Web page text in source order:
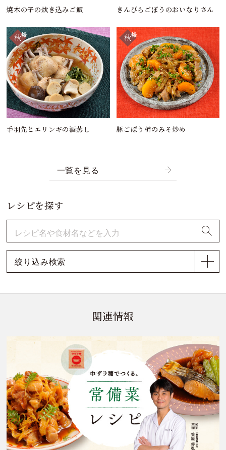
焼木の子の炊き込みご飯 きんぴらごぼうのおいなりさん
手羽先とエリンギの酒蒸し 豚ごぼう柿のみそ炒め
一覧を見る
レシピを探す
絞り込み検索
関連情報